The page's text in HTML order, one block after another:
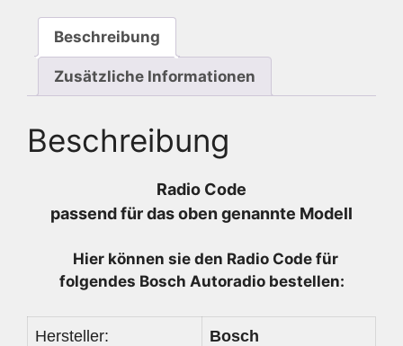
7640194592
Beschreibung
Zusätzliche Informationen
Beschreibung
Radio Code
passend für das oben genannte Modell
Hier können sie den Radio Code für
folgendes Bosch Autoradio bestellen:
Hersteller: Bosch